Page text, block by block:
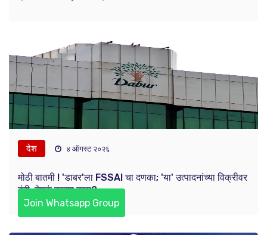
देश ४ ऑगस्ट २०२६
मोठी बातमी ! 'डाबर'ला FSSAI चा दणका; 'या' उत्पादनांच्या विक्रीवर
बंदी, नेमकं कारण काय?
Join Whatsapp Group